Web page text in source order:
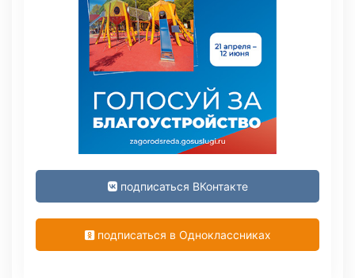
подписаться ВКонтакте
подписаться в Одноклассниках